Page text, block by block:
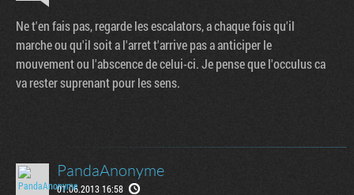
Ne t'en fais pas, regarde les escalators, a chaque fois qu'il
marche ou qu'il soit a l'arret t'arrive pas a anticiper le
mouvement ou l'abscence de celui-ci. Je pense que l'occulus ca
va rester suprenant pour les sens.
PandaAnonyme
01.06.2013 16:58